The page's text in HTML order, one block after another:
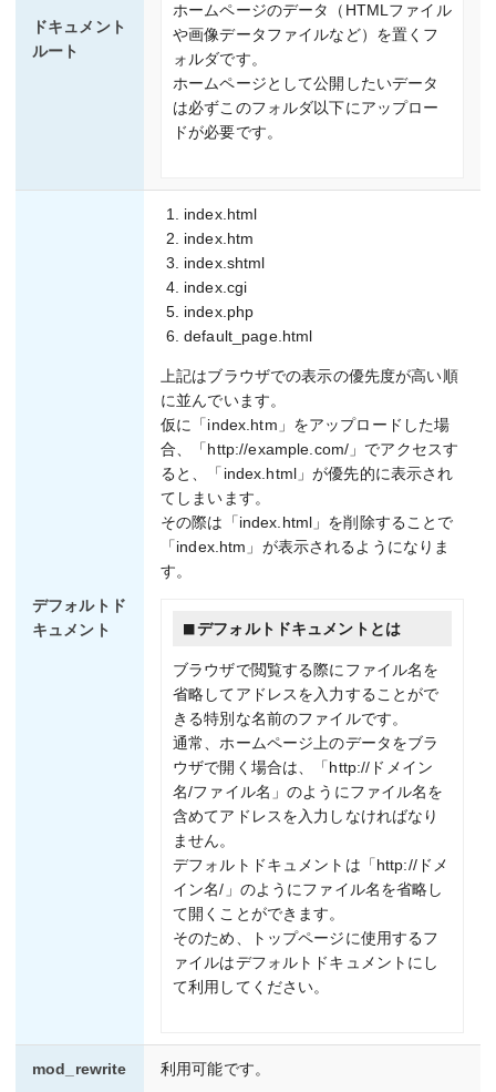
ドキュメント
ルート
ホームページのデータ（HTMLファイル
や画像データファイルなど）を置くフ
ォルダです。
ホームページとして公開したいデータ
は必ずこのフォルダ以下にアップロー
ドが必要です。
デフォルトド
キュメント
index.html
index.htm
index.shtml
index.cgi
index.php
default_page.html
上記はブラウザでの表示の優先度が高い順
に並んでいます。
仮に「index.htm」をアップロードした場
合、「http://example.com/」でアクセスす
ると、「index.html」が優先的に表示され
てしまいます。
その際は「index.html」を削除することで
「index.htm」が表示されるようになりま
す。
デフォルトドキュメントとは
ブラウザで閲覧する際にファイル名を
省略してアドレスを入力することがで
きる特別な名前のファイルです。
通常、ホームページ上のデータをブラ
ウザで開く場合は、「http://ドメイン
名/ファイル名」のようにファイル名を
含めてアドレスを入力しなければなり
ません。
デフォルトドキュメントは「http://ドメ
イン名/」のようにファイル名を省略し
て開くことができます。
そのため、トップページに使用するフ
ァイルはデフォルトドキュメントにし
て利用してください。
mod_rewrite 利用可能です。